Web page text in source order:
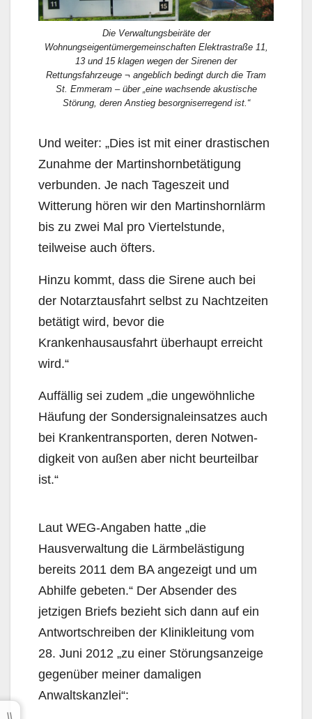
Die Verwaltungsbeiräte der
Wohnungseigentümergemeinschaften Elektrastraße 11,
13 und 15 klagen wegen der Sirenen der
Rettungsfahrzeuge ¬ angeblich bedingt durch die Tram
St. Emmeram – über „eine wachsende akustische
Störung, deren Anstieg besorgniserregend ist.“
Und weiter: „Dies ist mit einer drastischen
Zunahme der Martinshornbetätigung
verbunden. Je nach Tageszeit und
Witterung hören wir den Martinshornlärm
bis zu zwei Mal pro Viertelstunde,
teilweise auch öfters.
Hinzu kommt, dass die Sirene auch bei
der Notarztausfahrt selbst zu Nachtzeiten
betätigt wird, bevor die
Krankenhausausfahrt überhaupt erreicht
wird.“
Auffällig sei zudem „die ungewöhnliche
Häufung der Sondersignaleinsatzes auch
bei Krankentransporten, deren Notwen­
digkeit von außen aber nicht beurteilbar
ist.“
Laut WEG-Angaben hatte „die
Hausverwaltung die Lärmbelästigung
bereits 2011 dem BA ange­zeigt und um
Abhilfe gebeten.“ Der Absender des
jetzigen Briefs bezieht sich dann auf ein
Antwort­schreiben der Klinikleitung vom
28. Juni 2012 „zu einer Störungsanzeige
gegenüber meiner dama­ligen
Anwaltskanzlei“: